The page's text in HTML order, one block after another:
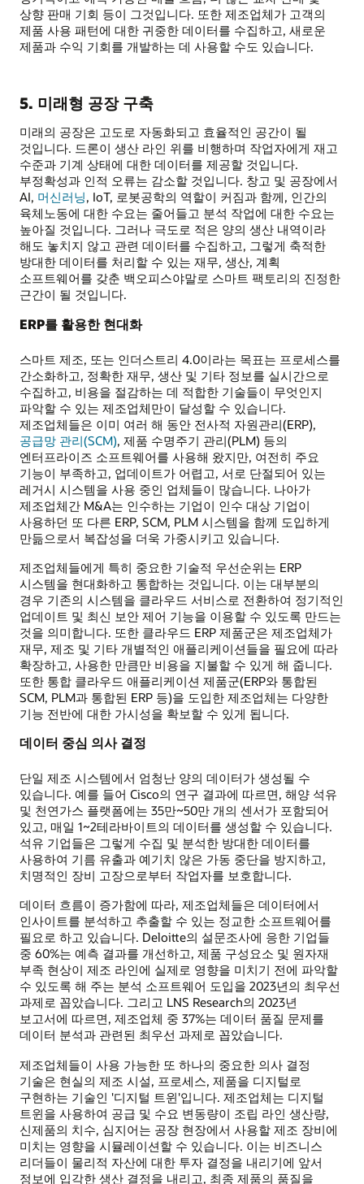
상향 판매 기회 등이 그것입니다. 또한 제조업체가 고객의
제품 사용 패턴에 대한 귀중한 데이터를 수집하고, 새로운
제품과 수익 기회를 개발하는 데 사용할 수도 있습니다.
5. 미래형 공장 구축
미래의 공장은 고도로 자동화되고 효율적인 공간이 될
것입니다. 드론이 생산 라인 위를 비행하며 작업자에게 재고
수준과 기계 상태에 대한 데이터를 제공할 것입니다.
부정확성과 인적 오류는 감소할 것입니다. 창고 및 공장에서
AI, 머신러닝, IoT, 로봇공학의 역할이 커짐과 함께, 인간의
육체노동에 대한 수요는 줄어들고 분석 작업에 대한 수요는
높아질 것입니다. 그러나 극도로 적은 양의 생산 내역이라
해도 놓치지 않고 관련 데이터를 수집하고, 그렇게 축적한
방대한 데이터를 처리할 수 있는 재무, 생산, 계획
소프트웨어를 갖춘 백오피스야말로 스마트 팩토리의 진정한
근간이 될 것입니다.
ERP를 활용한 현대화
스마트 제조, 또는 인더스트리 4.0이라는 목표는 프로세스를
간소화하고, 정확한 재무, 생산 및 기타 정보를 실시간으로
수집하고, 비용을 절감하는 데 적합한 기술들이 무엇인지
파악할 수 있는 제조업체만이 달성할 수 있습니다.
제조업체들은 이미 여러 해 동안 전사적 자원관리(ERP),
공급망 관리(SCM), 제품 수명주기 관리(PLM) 등의
엔터프라이즈 소프트웨어를 사용해 왔지만, 여전히 주요
기능이 부족하고, 업데이트가 어렵고, 서로 단절되어 있는
레거시 시스템을 사용 중인 업체들이 많습니다. 나아가
제조업체간 M&A는 인수하는 기업이 인수 대상 기업이
사용하던 또 다른 ERP, SCM, PLM 시스템을 함께 도입하게
만듦으로서 복잡성을 더욱 가중시키고 있습니다.
제조업체들에게 특히 중요한 기술적 우선순위는 ERP
시스템을 현대화하고 통합하는 것입니다. 이는 대부분의
경우 기존의 시스템을 클라우드 서비스로 전환하여 정기적인
업데이트 및 최신 보안 제어 기능을 이용할 수 있도록 만드는
것을 의미합니다. 또한 클라우드 ERP 제품군은 제조업체가
재무, 제조 및 기타 개별적인 애플리케이션들을 필요에 따라
확장하고, 사용한 만큼만 비용을 지불할 수 있게 해 줍니다.
또한 통합 클라우드 애플리케이션 제품군(ERP와 통합된
SCM, PLM과 통합된 ERP 등)을 도입한 제조업체는 다양한
기능 전반에 대한 가시성을 확보할 수 있게 됩니다.
데이터 중심 의사 결정
단일 제조 시스템에서 엄청난 양의 데이터가 생성될 수
있습니다. 예를 들어 Cisco의 연구 결과에 따르면, 해양 석유
및 천연가스 플랫폼에는 35만~50만 개의 센서가 포함되어
있고, 매일 1~2테라바이트의 데이터를 생성할 수 있습니다.
석유 기업들은 그렇게 수집 및 분석한 방대한 데이터를
사용하여 기름 유출과 예기치 않은 가동 중단을 방지하고,
치명적인 장비 고장으로부터 작업자를 보호합니다.
데이터 흐름이 증가함에 따라, 제조업체들은 데이터에서
인사이트를 분석하고 추출할 수 있는 정교한 소프트웨어를
필요로 하고 있습니다. Deloitte의 설문조사에 응한 기업들
중 60%는 예측 결과를 개선하고, 제품 구성요소 및 원자재
부족 현상이 제조 라인에 실제로 영향을 미치기 전에 파악할
수 있도록 해 주는 분석 소프트웨어 도입을 2023년의 최우선
과제로 꼽았습니다. 그리고 LNS Research의 2023년
보고서에 따르면, 제조업체 중 37%는 데이터 품질 문제를
데이터 분석과 관련된 최우선 과제로 꼽았습니다.
제조업체들이 사용 가능한 또 하나의 중요한 의사 결정
기술은 현실의 제조 시설, 프로세스, 제품을 디지털로
구현하는 기술인 '디지털 트윈'입니다. 제조업체는 디지털
트윈을 사용하여 공급 및 수요 변동량이 조립 라인 생산량,
신제품의 치수, 심지어는 공장 현장에서 사용할 제조 장비에
미치는 영향을 시뮬레이션할 수 있습니다. 이는 비즈니스
리더들이 물리적 자산에 대한 투자 결정을 내리기에 앞서
정보에 입각한 생산 결정을 내리고, 최종 제품의 품질을